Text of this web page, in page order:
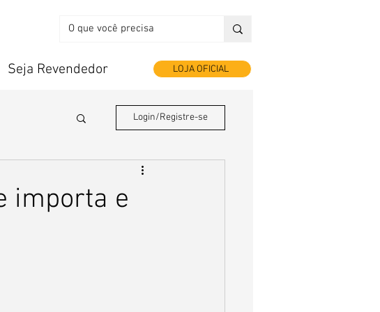
Seja Revendedor LOJA OFICIAL
Login/Registre-se
importa e